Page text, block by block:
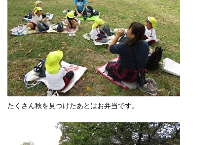
たくさん秋を見つけたあとはお弁当です。